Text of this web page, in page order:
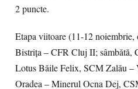
2 puncte.
Etapa viitoare (11-12
Bistrița – CFR Cluj II; sâmbătă,
Lotus Băile Felix, SCM Zalău
Oradea – Minerul Ocna Dej,